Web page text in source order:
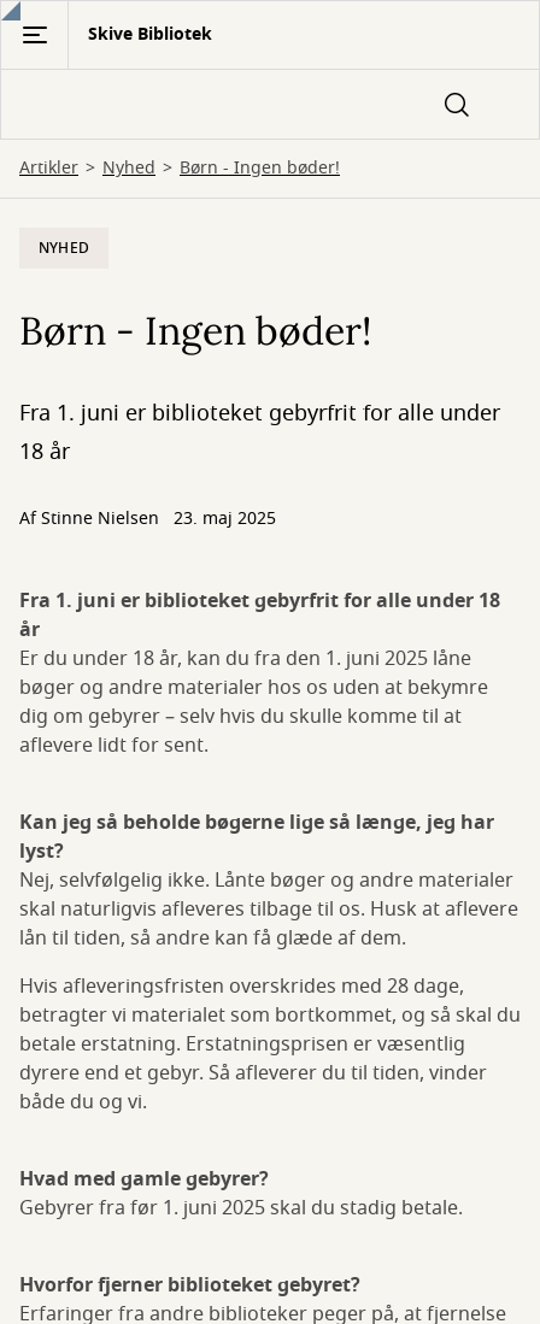
Gå
hovedindhold
Skive Bibliotek
Artikler Nyhed Børn - Ingen bøder!
NYHED
Børn - Ingen bøder!
Fra 1. juni er biblioteket gebyrfrit for alle under
18 år
AfStinne Nielsen 23. maj 2025
Fra 1. juni er biblioteket gebyrfrit for alle under 18
år
Er du under 18 år, kan du fra den 1. juni 2025 låne
bøger og andre materialer hos os uden at bekymre
dig om gebyrer – selv hvis du skulle komme til at
aflevere lidt for sent.
Kan jeg så beholde bøgerne lige så længe, jeg har
lyst?
Nej, selvfølgelig ikke. Lånte bøger og andre materialer
skal naturligvis afleveres tilbage til os. Husk at aflevere
lån til tiden, så andre kan få glæde af dem.
Hvis afleveringsfristen overskrides med 28 dage,
betragter vi materialet som bortkommet, og så skal du
betale erstatning. Erstatningsprisen er væsentlig
dyrere end et gebyr. Så afleverer du til tiden, vinder
både du og vi.
Hvad med gamle gebyrer?
Gebyrer fra før 1. juni 2025 skal du stadig betale.
Hvorfor fjerner biblioteket gebyret?
Erfaringer fra andre biblioteker peger på, at fjernelse